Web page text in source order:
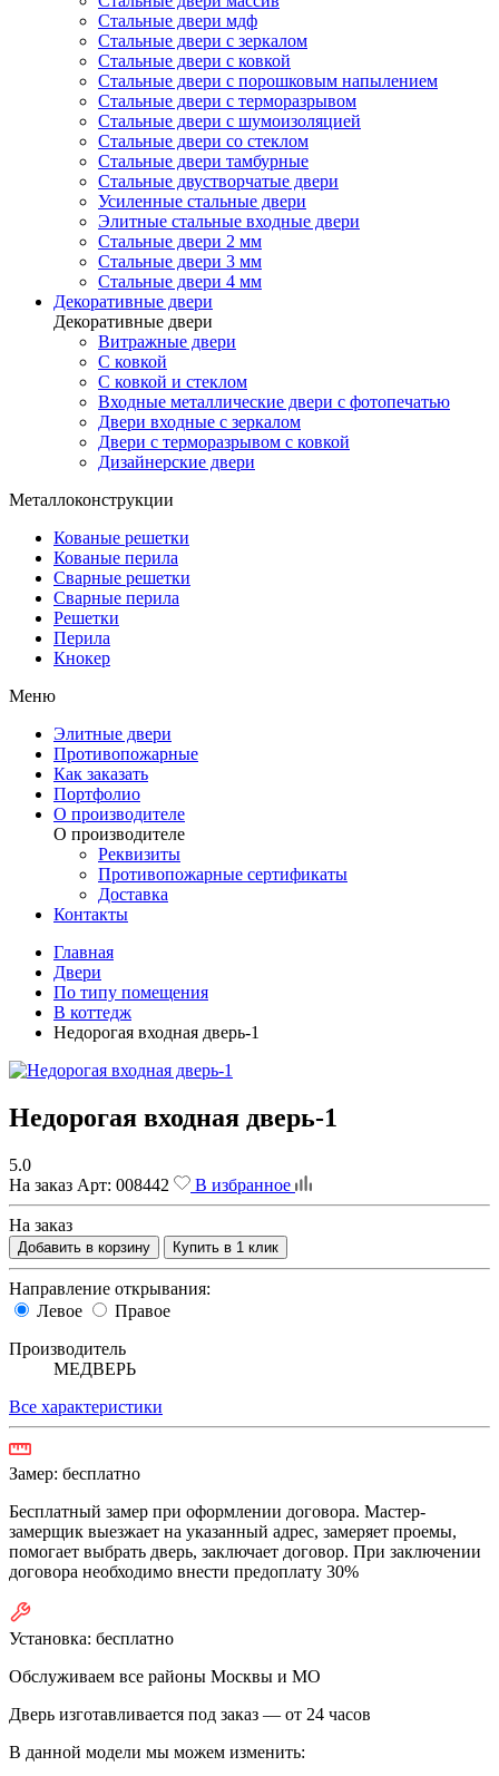
Стальные двери мдф
Стальные двери с зеркалом
Стальные двери с ковкой
Стальные двери с порошковым напылением
Стальные двери с терморазрывом
Стальные двери с шумоизоляцией
Стальные двери со стеклом
Стальные двери тамбурные
Стальные двустворчатые двери
Усиленные стальные двери
Элитные стальные входные двери
Стальные двери 2 мм
Стальные двери 3 мм
Стальные двери 4 мм
Декоративные двери
Декоративные двери
Витражные двери
С ковкой
С ковкой и стеклом
Входные металлические двери с фотопечатью
Двери входные с зеркалом
Двери с терморазрывом с ковкой
Дизайнерские двери
Металлоконструкции
Кованые решетки
Кованые перила
Сварные решетки
Сварные перила
Решетки
Перила
Кнокер
Меню
Элитные двери
Противопожарные
Как заказать
Портфолио
О производителе
О производителе
Реквизиты
Противопожарные сертификаты
Доставка
Контакты
Главная
Двери
По типу помещения
В коттедж
Недорогая входная дверь-1
Недорогая входная дверь-1
5.0
На заказ Арт: 008442 В избранное
На заказ
Добавить в корзину Купить в 1 клик
Направление открывания:
Левое
Правое
Производитель
МЕДВЕРЬ
Все характеристики
Замер: бесплатно
Бесплатный замер при оформлении договора. Мастер-
замерщик выезжает на указанный адрес, замеряет проемы,
помогает выбрать дверь, заключает договор. При заключении
договора необходимо внести предоплату 30%
Установка: бесплатно
Обслуживаем все районы Москвы и МО
Дверь изготавливается под заказ — от 24 часов
В данной модели мы можем изменить: